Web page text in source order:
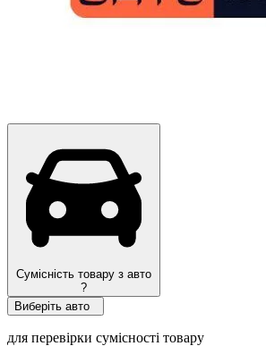
Сумісність товару з авто
?
Виберіть авто
для перевірки сумісності товару